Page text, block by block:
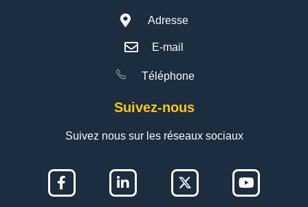
Adresse
E-mail
Téléphone
Suivez-nous
Suivez nous sur les réseaux sociaux